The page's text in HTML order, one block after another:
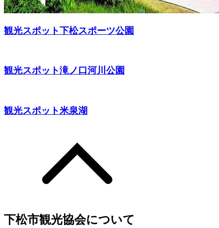
観光スポット下松スポーツ公園
観光スポット滝ノ口河川公園
観光スポット米泉湖
下松市観光協会について